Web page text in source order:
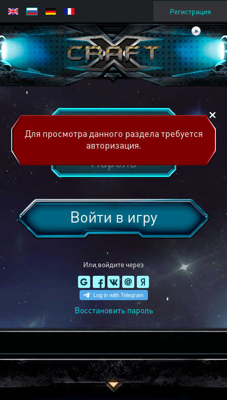
Регистрация
Или войдите через
Войти в игру
Восстановить пароль
Для просмотра данного раздела требуется
авторизация.